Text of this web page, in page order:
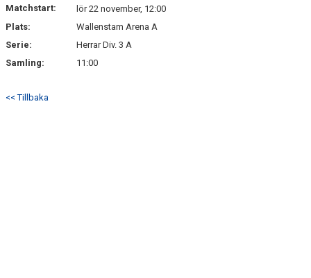
Matchstart:
lör 22 november, 12:00
Plats:
Wallenstam Arena A
Serie:
Herrar Div. 3 A
Samling:
11:00
<< Tillbaka